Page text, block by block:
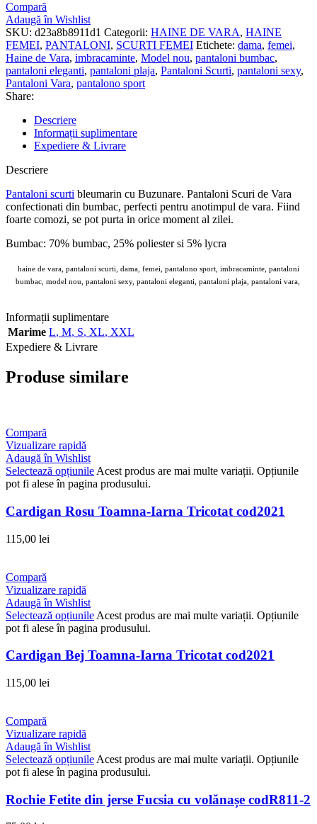
Compară
Adaugă în Wishlist
SKU: d23a8b8911d1 Categorii: HAINE DE VARA, HAINE
FEMEI, PANTALONI, SCURTI FEMEI Etichete: dama, femei,
Haine de Vara, imbracaminte, Model nou, pantaloni bumbac,
pantaloni eleganti, pantaloni plaja, Pantaloni Scurti, pantaloni sexy,
Pantaloni Vara, pantalono sport
Share:
Descriere
Informații suplimentare
Expediere & Livrare
Descriere
Pantaloni scurti bleumarin cu Buzunare. Pantaloni Scuri de Vara
confectionati din bumbac, perfecti pentru anotimpul de vara. Fiind
foarte comozi, se pot purta in orice moment al zilei.
Bumbac: 70% bumbac, 25% poliester si 5% lycra
haine de vara, pantaloni scurti, dama, femei, pantalono sport, imbracaminte, pantaloni
bumbac, model nou, pantaloni sexy, pantaloni eleganti, pantaloni plaja, pantaloni vara,
Informații suplimentare
Marime L, M, S, XL, XXL
Expediere & Livrare
Produse similare
Compară
Vizualizare rapidă
Adaugă în Wishlist
Selectează opțiunile Acest produs are mai multe variații. Opțiunile
pot fi alese în pagina produsului.
Cardigan Rosu Toamna-Iarna Tricotat cod2021
115,00 lei
Compară
Vizualizare rapidă
Adaugă în Wishlist
Selectează opțiunile Acest produs are mai multe variații. Opțiunile
pot fi alese în pagina produsului.
Cardigan Bej Toamna-Iarna Tricotat cod2021
115,00 lei
Compară
Vizualizare rapidă
Adaugă în Wishlist
Selectează opțiunile Acest produs are mai multe variații. Opțiunile
pot fi alese în pagina produsului.
Rochie Fetite din jerse Fucsia cu volănașe codR811-2